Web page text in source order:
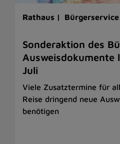
Rathaus | Bürgerservice
Sonderaktion des
Ausweisdokumente
Juli
Viele Zusatztermine für
Reise dringend neue
benötigen